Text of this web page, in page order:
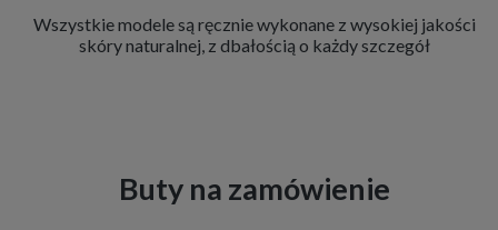
Wszystkie modele są ręcznie wykonane z wysokiej jakości
skóry naturalnej, z dbałością o każdy szczegół
Buty na zamówienie